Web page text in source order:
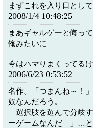
まずこれを入り口として
2008/1/4 10:48:25
まあギャルゲーと侮っ
俺みたいに
今はハマりまくってる
2006/6/23 0:53:52
名作。「つまんね～！
奴なんだろう。
「選択肢を選んで分岐
ーゲームなんだ！」…と